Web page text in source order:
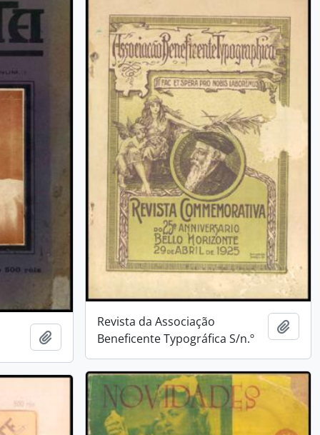
Añadir al portapapeles
Revista da Associação
Beneficente Typográfica S/n.º